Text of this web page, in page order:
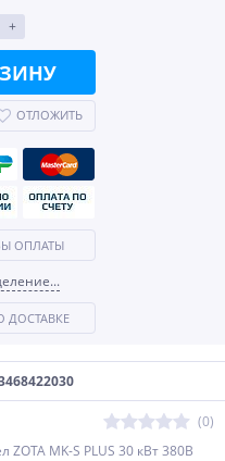
(0)
MK-S PLUS 30 кВт 380В
+
ОТЛОЖИТЬ
ОПЛАТЫ
ДОСТАВКЕ